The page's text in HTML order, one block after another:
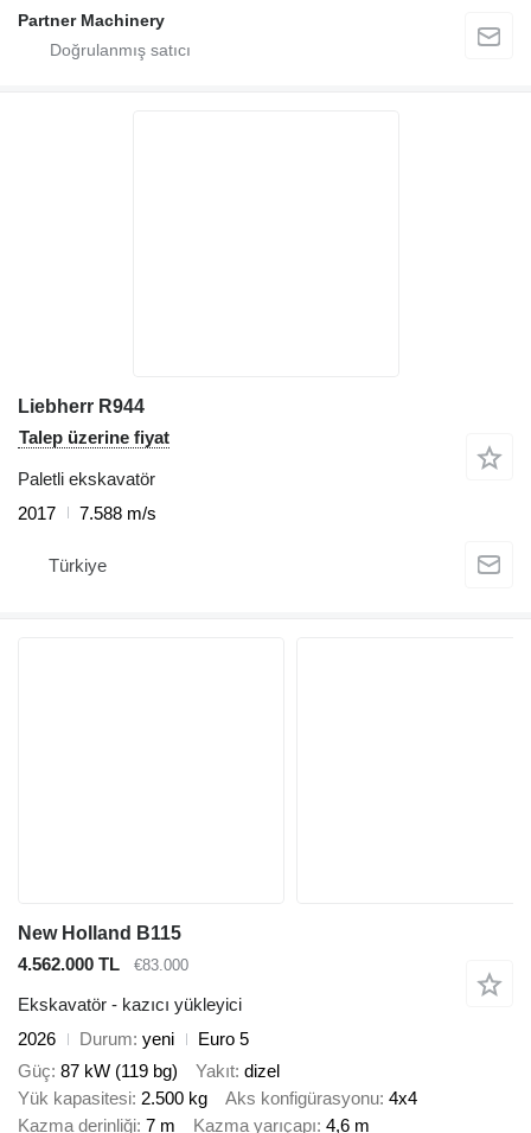
Partner Machinery
Liebherr R944
Talep üzerine fiyat
Paletli ekskavatör
2017
7.588 m/s
Türkiye
New Holland B115
4.562.000 TL
€83.000
Ekskavatör - kazıcı yükleyici
2026
Durum yeni
Euro 5
Güç 87 kW (119 bg) Yakıt dizel
Yük kapasitesi 2.500 kg Aks konfigürasyonu 4x4
Kazma derinliği 7 m Kazma yarıçapı 4,6 m